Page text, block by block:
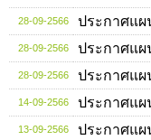
28-09-2566 ประกาศแผ
28-09-2566 ประกาศแผ
28-09-2566 ประกาศแผ
14-09-2566 ประกาศแผ
13-09-2566 ประกาศแผ